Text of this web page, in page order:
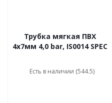
Трубка мягкая ПВХ
4х7мм 4,0 bar, IS0014 SPEC
Есть в наличии (544.5)